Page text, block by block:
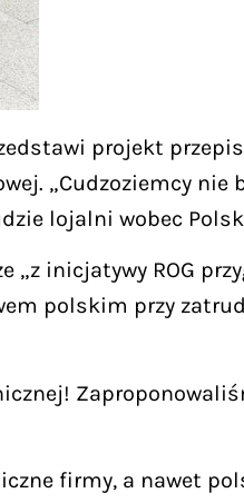
projekt
„Cudzoziemcy nie
lojalni wobec
„z inicjatywy ROG
polskim przy
firmy, a nawet